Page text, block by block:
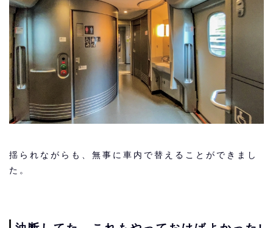
揺られながらも、無事に車内で替えることができまし
た。